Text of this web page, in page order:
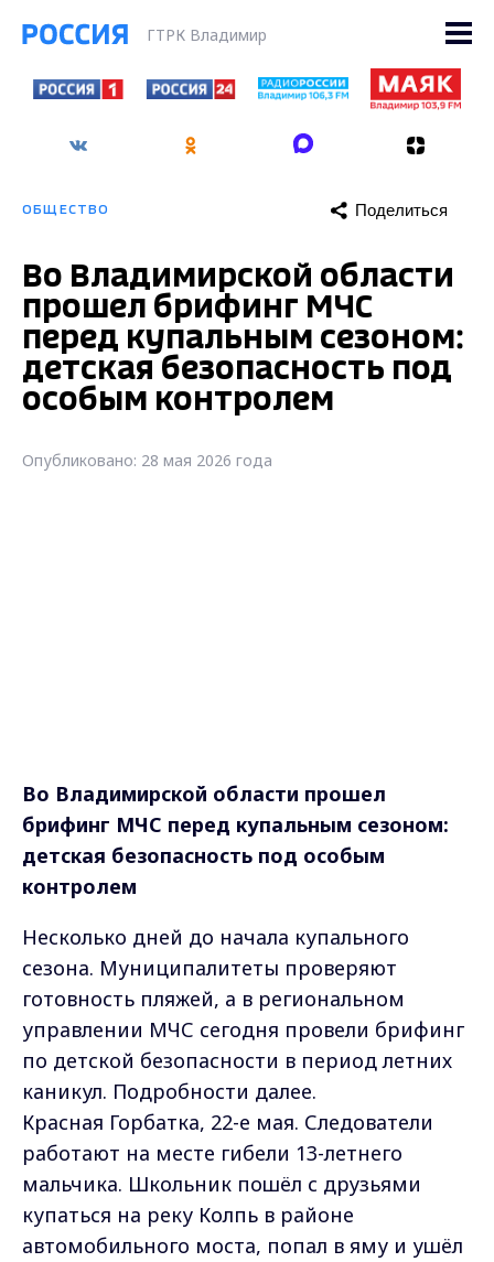
ГТРК Владимир
ОБЩЕСТВО Поделиться
Во Владимирской области
прошел брифинг МЧС
перед купальным сезоном:
детская безопасность под
особым контролем
Опубликовано: 28 мая 2026 года
Во Владимирской области прошел
брифинг МЧС перед купальным сезоном:
детская безопасность под особым
контролем
Несколько дней до начала купального
сезона. Муниципалитеты проверяют
готовность пляжей, а в региональном
управлении МЧС сегодня провели брифинг
по детской безопасности в период летних
каникул. Подробности далее.
Красная Горбатка, 22-е мая. Следователи
работают на месте гибели 13-летнего
мальчика. Школьник пошёл с друзьями
купаться на реку Колпь в районе
автомобильного моста, попал в яму и ушёл